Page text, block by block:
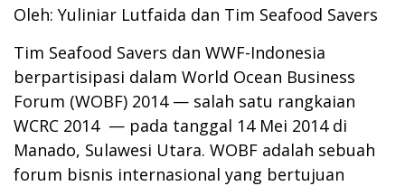
Oleh: Yuliniar Lutfaida dan Tim Seafood Savers
Tim Seafood Savers dan WWF-Indonesia
berpartisipasi dalam World Ocean Business
Forum (WOBF) 2014 — salah satu rangkaian
WCRC 2014 — pada tanggal 14 Mei 2014 di
Manado, Sulawesi Utara. WOBF adalah sebuah
forum bisnis internasional yang bertujuan